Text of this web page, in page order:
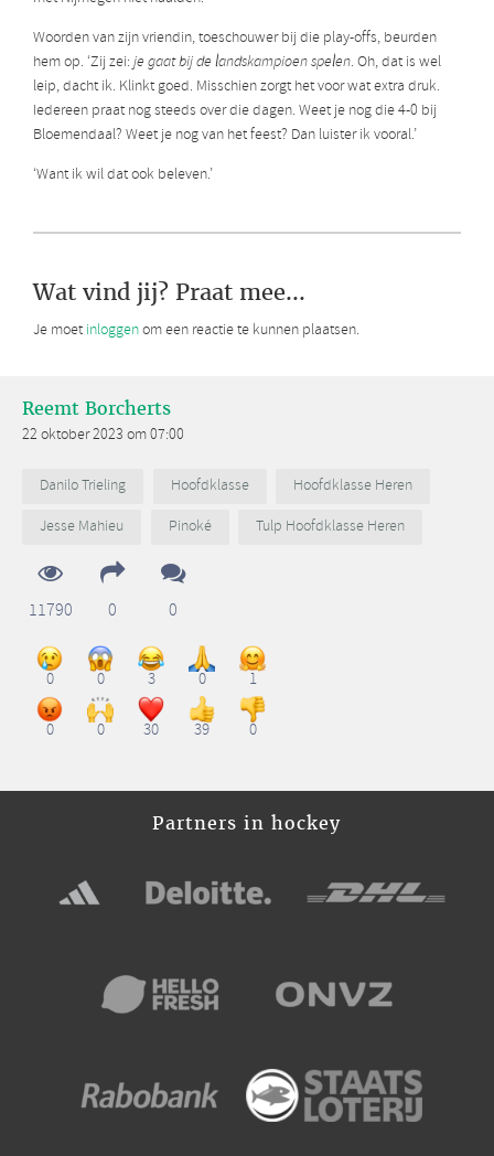
Woorden van zijn vriendin, toeschouwer bij die play-offs, beurden
hem op. ‘Zij zei: je gaat bij de landskampioen spelen. Oh, dat is wel
leip, dacht ik. Klinkt goed. Misschien zorgt het voor wat extra druk.
Iedereen praat nog steeds over die dagen. Weet je nog die 4-0 bij
Bloemendaal? Weet je nog van het feest? Dan luister ik vooral.’
‘Want ik wil dat ook beleven.’
Wat vind jij? Praat mee...
Je moet inloggenom een reactie te kunnen plaatsen.
Reemt Borcherts
22 oktober 2023 om 07:00
Danilo Trieling Hoofdklasse
Hoofdklasse Heren
Jesse Mahieu
Pinoké Tulp Hoofdklasse Heren
11790 0 0
0 0 3 0 1
0 0 30 39 0
Partners in hockey